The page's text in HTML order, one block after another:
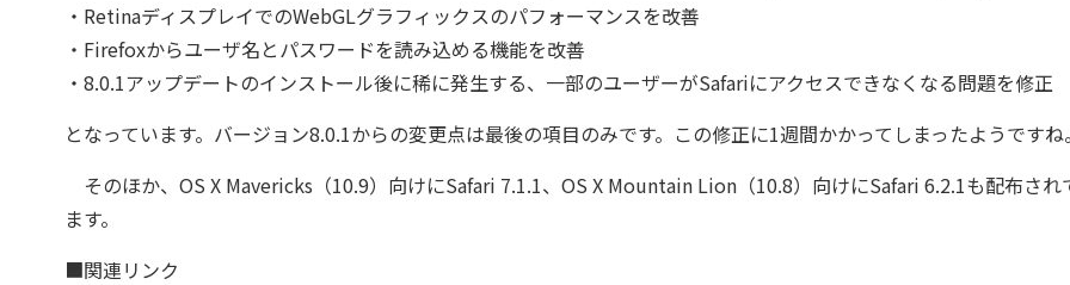
・RetinaディスプレイでのWebGLグラフィックスのパフォーマンスを改善
・Firefoxからユーザ名とパスワードを読み込める機能を改善
・8.0.1アップデートのインストール後に稀に発生する、一部のユーザーがSafariにアクセスできなくなる問題を修正
となっています。バージョン8.0.1からの変更点は最後の項目のみです。この修正に1週間かかってしまったようですね。
そのほか、OS X Mavericks（10.9）向けにSafari 7.1.1、OS X Mountain Lion（10.8）向けにSafari 6.2.1も配布され
ます。
■関連リンク